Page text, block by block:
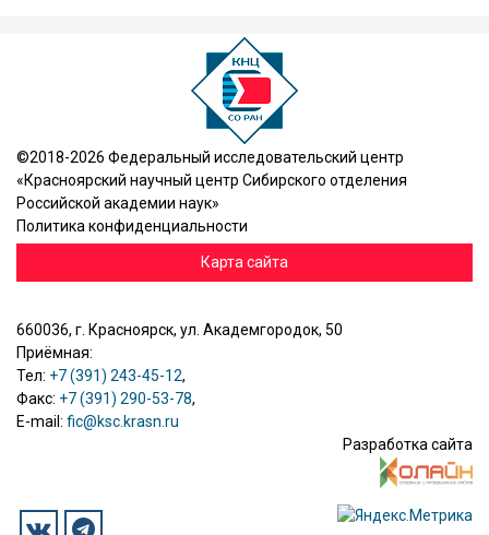
©2018-2026 Федеральный исследовательский центр
«Красноярский научный центр Сибирского отделения
Российской академии наук»
Политика конфиденциальности
Карта сайта
660036, г. Красноярск, ул. Академгородок, 50
Приёмная:
Тел: +7 (391) 243-45-12,
Факс: +7 (391) 290-53-78,
E-mail: fic@ksc.krasn.ru
Разработка сайта